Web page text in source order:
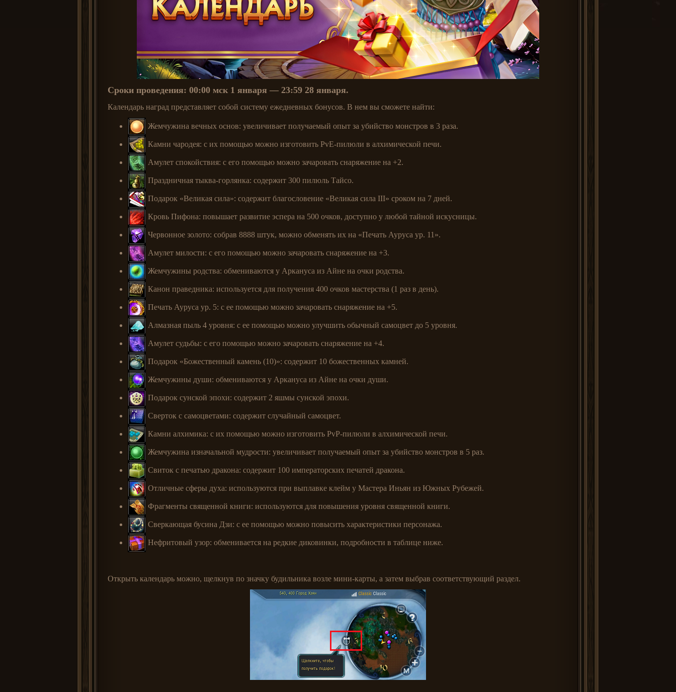
Сроки проведения: 00:00 мск 1 января — 23:59 28 января.
Календарь наград представляет собой систему ежедневных бонусов. В нем вы сможете найти:
Жемчужина вечных основ: увеличивает получаемый опыт за убийство монстров в 3 раза.
Камни чародея: с их помощью можно изготовить PvE-пилюли в алхимической печи.
Амулет спокойствия: с его помощью можно зачаровать снаряжение на +2.
Праздничная тыква-горлянка: содержит 300 пилюль Тайсо.
Подарок «Великая сила»: содержит благословение «Великая сила III» сроком на 7 дней.
Кровь Пифона: повышает развитие эспера на 500 очков, доступно у любой тайной искусницы.
Червонное золото: собрав 8888 штук, можно обменять их на «Печать Ауруса ур. 11».
Амулет милости: с его помощью можно зачаровать снаряжение на +3.
Жемчужины родства: обмениваются у Аркануса из Айне на очки родства.
Канон праведника: используется для получения 400 очков мастерства (1 раз в день).
Печать Ауруса ур. 5: с ее помощью можно зачаровать снаряжение на +5.
Алмазная пыль 4 уровня: с ее помощью можно улучшить обычный самоцвет до 5 уровня.
Амулет судьбы: с его помощью можно зачаровать снаряжение на +4.
Подарок «Божественный камень (10)»: содержит 10 божественных камней.
Жемчужины души: обмениваются у Аркануса из Айне на очки души.
Подарок сунской эпохи: содержит 2 яшмы сунской эпохи.
Сверток с самоцветами: содержит случайный самоцвет.
Камни алхимика: с их помощью можно изготовить PvP-пилюли в алхимической печи.
Жемчужина изначальной мудрости: увеличивает получаемый опыт за убийство монстров в 5 раз.
Свиток с печатью дракона: содержит 100 императорских печатей дракона.
Отличные сферы духа: используются при выплавке клейм у Мастера Иньян из Южных Рубежей.
Фрагменты священной книги: используются для повышения уровня священной книги.
Сверкающая бусина Дзи: с ее помощью можно повысить характеристики персонажа.
Нефритовый узор: обменивается на редкие диковинки, подробности в таблице ниже.
Открыть календарь можно, щелкнув по значку будильника возле мини-карты, а затем выбрав соответствующий раздел.